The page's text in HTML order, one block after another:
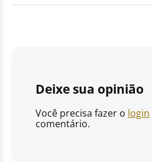
Deixe sua opinião
Você precisa fazer o login
comentário.